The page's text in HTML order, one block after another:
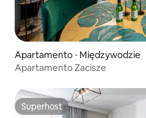
Apartamento ⋅ Międzywodzie
Apartamento Zacisze
Superhost
Superhost